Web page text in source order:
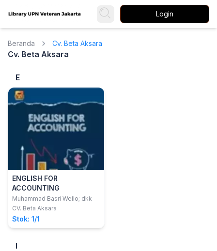
Login
Beranda Cv. Beta Aksara
Cv. Beta Aksara
E
ENGLISH FOR
ACCOUNTING
Muhammad Basri Wello; dkk
CV. Beta Aksara
Stok: 1/1
I